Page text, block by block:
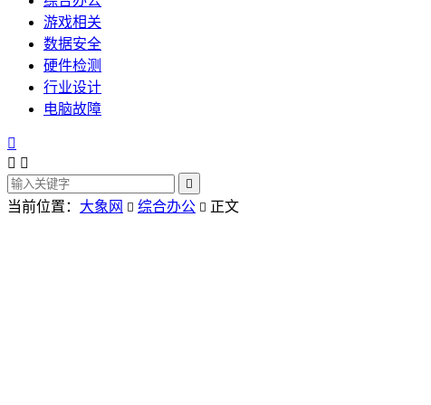
游戏相关
数据安全
硬件检测
行业设计
电脑故障

 

当前位置： 大象网  综合办公  正文